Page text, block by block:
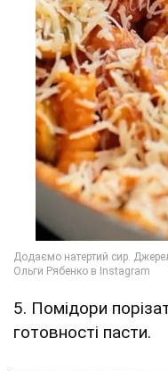
5. Помідори
готовності пасти.